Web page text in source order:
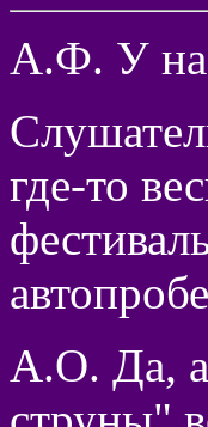
А.Ф. У
где-то
А.О. Да,